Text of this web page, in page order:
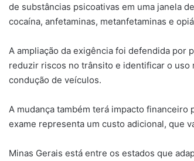
de substâncias psicoativas em uma janela
cocaína, anfetaminas, metanfetaminas e
A ampliação da exigência foi defendida por
reduzir riscos no trânsito e identificar o uso
condução de veículos.
A mudança também terá impacto financeiro
exame representa um custo adicional, que
Minas Gerais está entre os estados que